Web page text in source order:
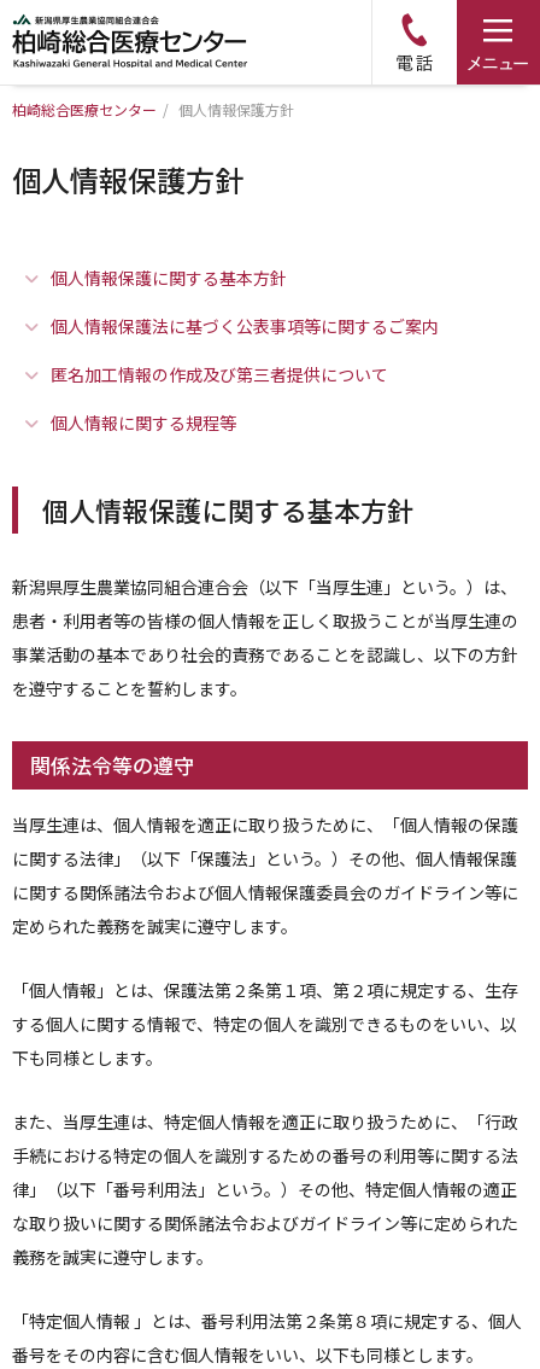
病院について
診療科・部門のご案内
アクセス
外来のご案内
入院のご案内
医療関係者の方へ
病院誌
病院指標
反社会的勢力に対する基本方針
院内感染対策指針
柏崎総合医療センター / 個人情報保護方針
個人情報保護方針
個人情報保護に関する基本方針
個人情報保護法に基づく公表事項等に関するご案内
匿名加工情報の作成及び第三者提供について
個人情報に関する規程等
個人情報保護に関する基本方針
新潟県厚生農業協同組合連合会（以下「当厚生連」という。）は、
患者・利用者等の皆様の個人情報を正しく取扱うことが当厚生連の
事業活動の基本であり社会的責務であることを認識し、以下の方針
を遵守することを誓約します。
関係法令等の遵守
当厚生連は、個人情報を適正に取り扱うために、「個人情報の保護
に関する法律」（以下「保護法」という。）その他、個人情報保護
に関する関係諸法令および個人情報保護委員会のガイドライン等に
定められた義務を誠実に遵守します。
「個人情報」とは、保護法第２条第１項、第２項に規定する、生存
する個人に関する情報で、特定の個人を識別できるものをいい、以
下も同様とします。
また、当厚生連は、特定個人情報を適正に取り扱うために、「行政
手続における特定の個人を識別するための番号の利用等に関する法
律」（以下「番号利用法」という。）その他、特定個人情報の適正
な取り扱いに関する関係諸法令およびガイドライン等に定められた
義務を誠実に遵守します。
「特定個人情報 」とは、番号利用法第２条第８項に規定する、個人
番号をその内容に含む個人情報をいい、以下も同様とします。